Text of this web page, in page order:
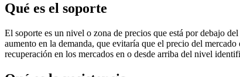
Qué es el soporte
El soporte es un nivel o zona de precios que está por debajo
aumento en la demanda, que evitaría que el precio del
recuperación en los mercados en o desde arriba del nivel